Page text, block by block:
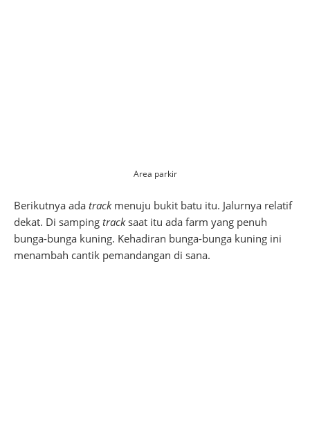
Area parkir
Berikutnya ada trackmenuju bukit batu itu. Jalurnya relatif
dekat. Di samping tracksaat itu ada farm yang penuh
bunga-bunga kuning. Kehadiran bunga-bunga kuning ini
menambah cantik pemandangan di sana.